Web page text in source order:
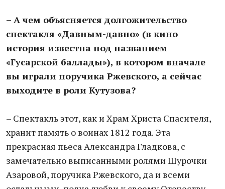
– А чем объясняется долгожительство
спектакля «Давным-давно» (в кино
история известна под названием
«Гусарской баллады»), в котором вначале
вы играли поручика Ржевского, а сейчас
выходите в роли Кутузова?
– Спектакль этот, как и Храм Христа Спасителя,
хранит память о воинах 1812 года. Эта
прекрасная пьеса Александра Гладкова, с
замечательно выписанными ролями Шурочки
Азаровой, поручика Ржевского, да и всеми